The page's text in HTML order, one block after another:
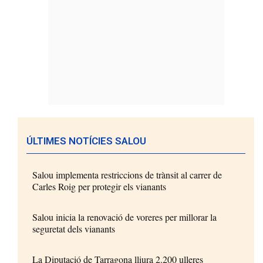
ÚLTIMES NOTÍCIES SALOU
Salou implementa restriccions de trànsit al carrer de
Carles Roig per protegir els vianants
Salou inicia la renovació de voreres per millorar la
seguretat dels vianants
La Diputació de Tarragona lliura 2.200 ulleres